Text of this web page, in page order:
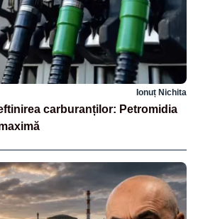
Ionuț Nichita
carburanților: Petromidia